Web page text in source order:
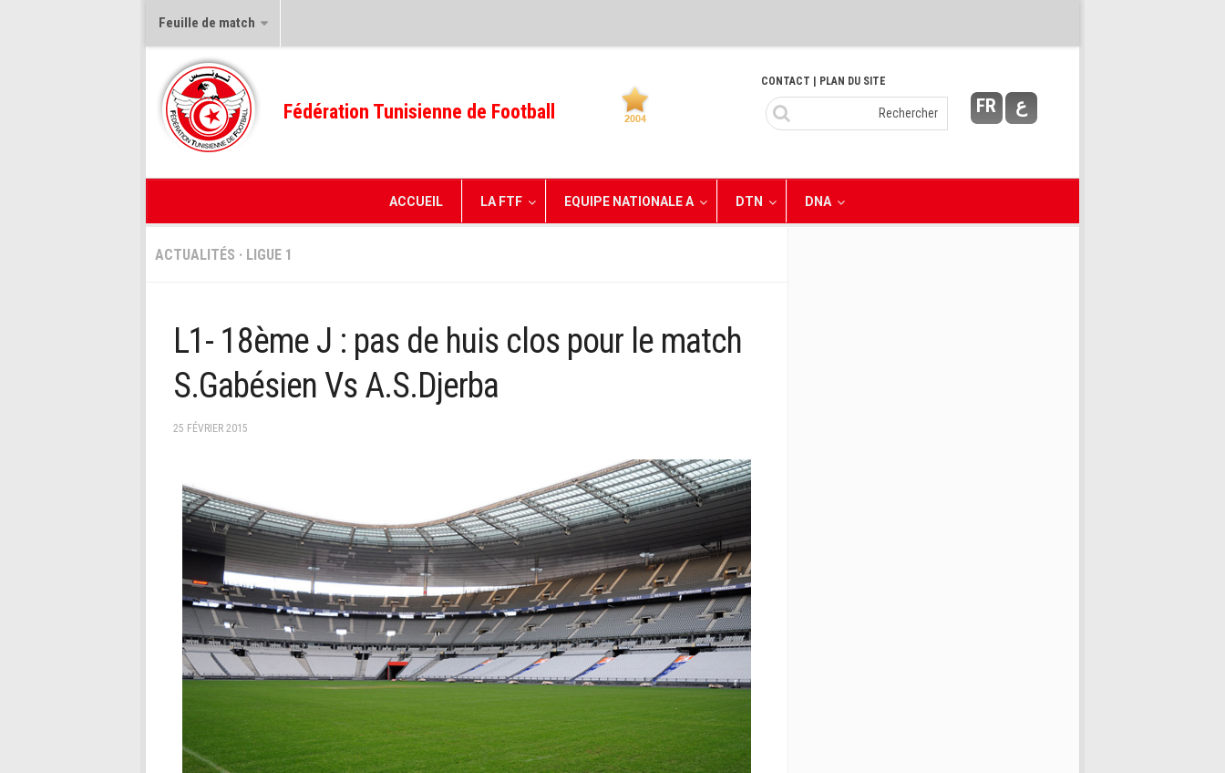
Feuille de match
Fédération Tunisienne de Football FR ع
CONTACT | PLAN DU SITE
ACCUEIL LA FTF EQUIPE NATIONALE A DTN DNA
ACTUALITÉS · LIGUE 1
L1- 18ème J : pas de huis clos pour le match
S.Gabésien Vs A.S.Djerba
25 FÉVRIER 2015